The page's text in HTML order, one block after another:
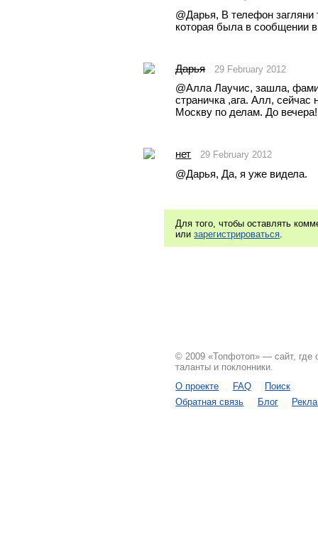
@Дарья, В телефон
которая была в сообщении
Дарья 29 February 2012
@Aлла Лаучис, зашла,
страничка ,ага. Алл, сейчас
Москву по делам. До вечера!
нет 29 February 2012
@Дарья, Да, я уже видела.
Для того, чтобы оставлять
илизарегистрироваться.
© 2009 «Топфотоп» — сайт, где
таланты и поклонники.
О проекте
FAQ
Поиск
Обратная связь
Блог